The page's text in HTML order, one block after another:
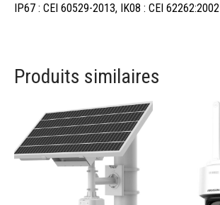
IP67 : CEI 60529-2013, IK08 : CEI 62262:2002
Produits similaires